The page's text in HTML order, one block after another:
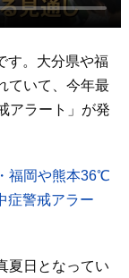
す。大分県や福
ていて、今年最
アラート」が発
福岡や熊本36℃
症警戒アラー
夏日となってい